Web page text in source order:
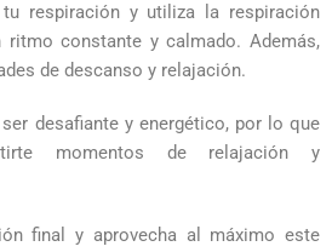
respiración y utiliza la respiración
ritmo constante y calmado. Además,
de descanso y relajación.
desafiante y energético, por lo que
momentos de relajación y
final y aprovecha al máximo este